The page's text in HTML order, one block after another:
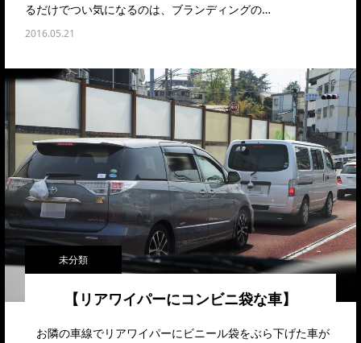
るだけでつい気になるのは、ブランディングの…
2016.05.21
未分類
【リアワイパーにコンビニ袋な車】
お隣の車線でリアワイパーにビニール袋をぶら下げた車が